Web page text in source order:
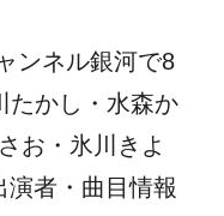
ンネル銀河で8
かし・水森か
お・氷川きよ
者・曲目情報